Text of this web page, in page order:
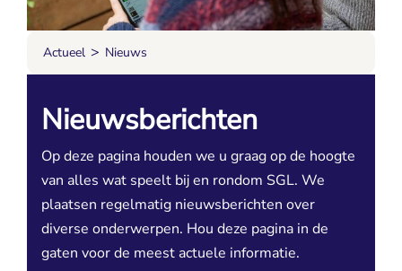
Nieuwsberichten
Op deze pagina houden we u graag op de hoogte
van alles wat speelt bij en rondom SGL. We
plaatsen regelmatig nieuwsberichten over
diverse onderwerpen. Hou deze pagina in de
gaten voor de meest actuele informatie.
Actueel > Nieuws